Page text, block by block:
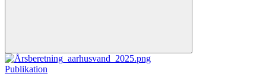
Publikation